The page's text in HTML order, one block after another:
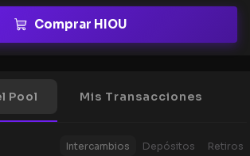
Comprar HIOU
Pool Mis Transacciones
Intercambios Depósitos Retiros